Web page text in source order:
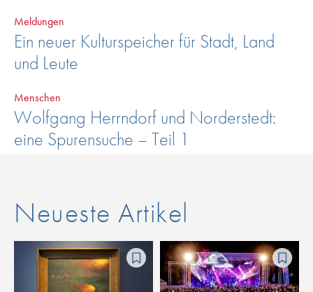
Meldungen
Ein neuer Kulturspeicher für Stadt, Land
und Leute
Menschen
Wolfgang Herrndorf und Norderstedt:
eine Spurensuche – Teil 1
Neueste Artikel